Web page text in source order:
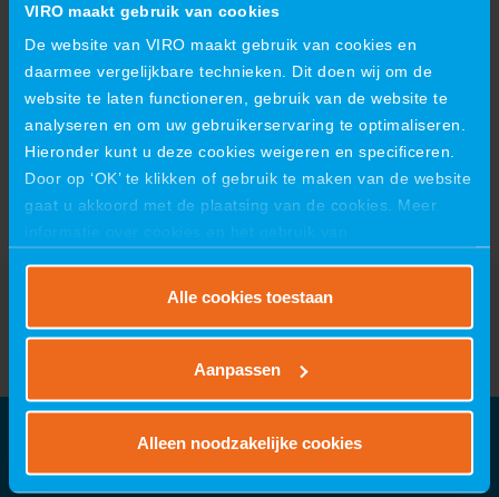
VIRO maakt gebruik van cookies
De website van VIRO maakt gebruik van cookies en
daarmee vergelijkbare technieken. Dit doen wij om de
website te laten functioneren, gebruik van de website te
analyseren en om uw gebruikerservaring te optimaliseren.
Hieronder kunt u deze cookies weigeren en specificeren.
Door op ‘OK’ te klikken of gebruik te maken van de website
gaat u akkoord met de plaatsing van de cookies. Meer
informatie over cookies en het gebruik van
Alle cookies toestaan
Aanpassen
Alleen noodzakelijke cookies
Über VIRO